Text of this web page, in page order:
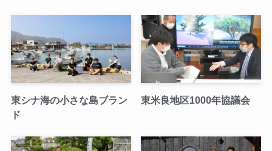
東シナ海の小さな島ブラン
ド
東米良地区1000年協議会